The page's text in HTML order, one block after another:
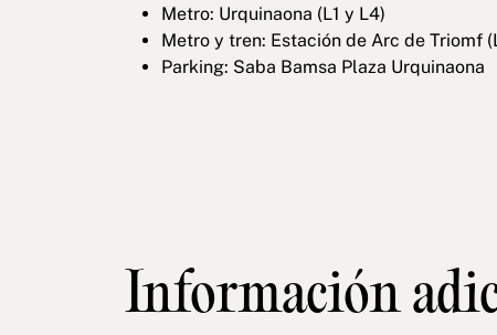
Metro: Urquinaona (L1 y L4)
Metro y tren: Estación de Arc de Triomf
Parking: Saba Bamsa Plaza Urquinaona
Información